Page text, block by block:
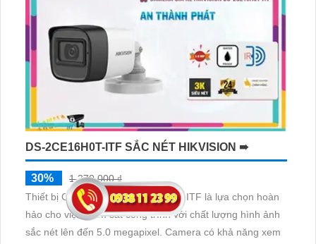
DS-2CE16H0T-ITF SẮC NÉT HIKVISION ➠
30%
1,270,000 ₫
Thiết bị Camera HD DS-2CE16H0T-ITF là lựa chọn hoàn
hảo cho việc giám sát công trình với chất lượng hình ảnh
sắc nét lên đến 5.0 megapixel. Camera có khả năng xem